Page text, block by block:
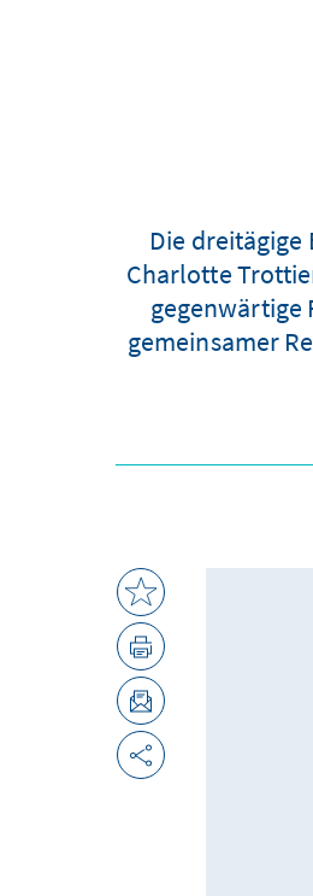
Die
Charlotte
gegenwärtige
gemeinsamer